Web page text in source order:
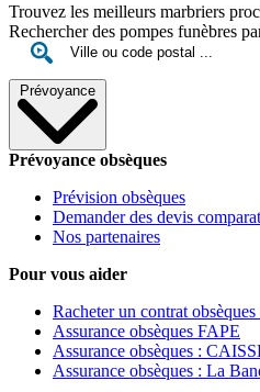
Trouvez les meilleurs marbriers
Rechercher des pompes funèbres
Prévoyance
Prévoyance obsèques
Prévision obsèques
Demander des devis
Nos partenaires
Pour vous aider
Racheter un contrat
Assurance obsèques FAPE
Assurance obsèques :
Assurance obsèques : La